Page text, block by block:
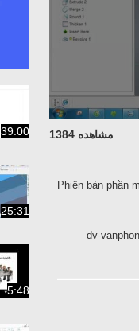
مشاهده 1384
Phiên bản phần
dv-
39:00
25:31
5:48